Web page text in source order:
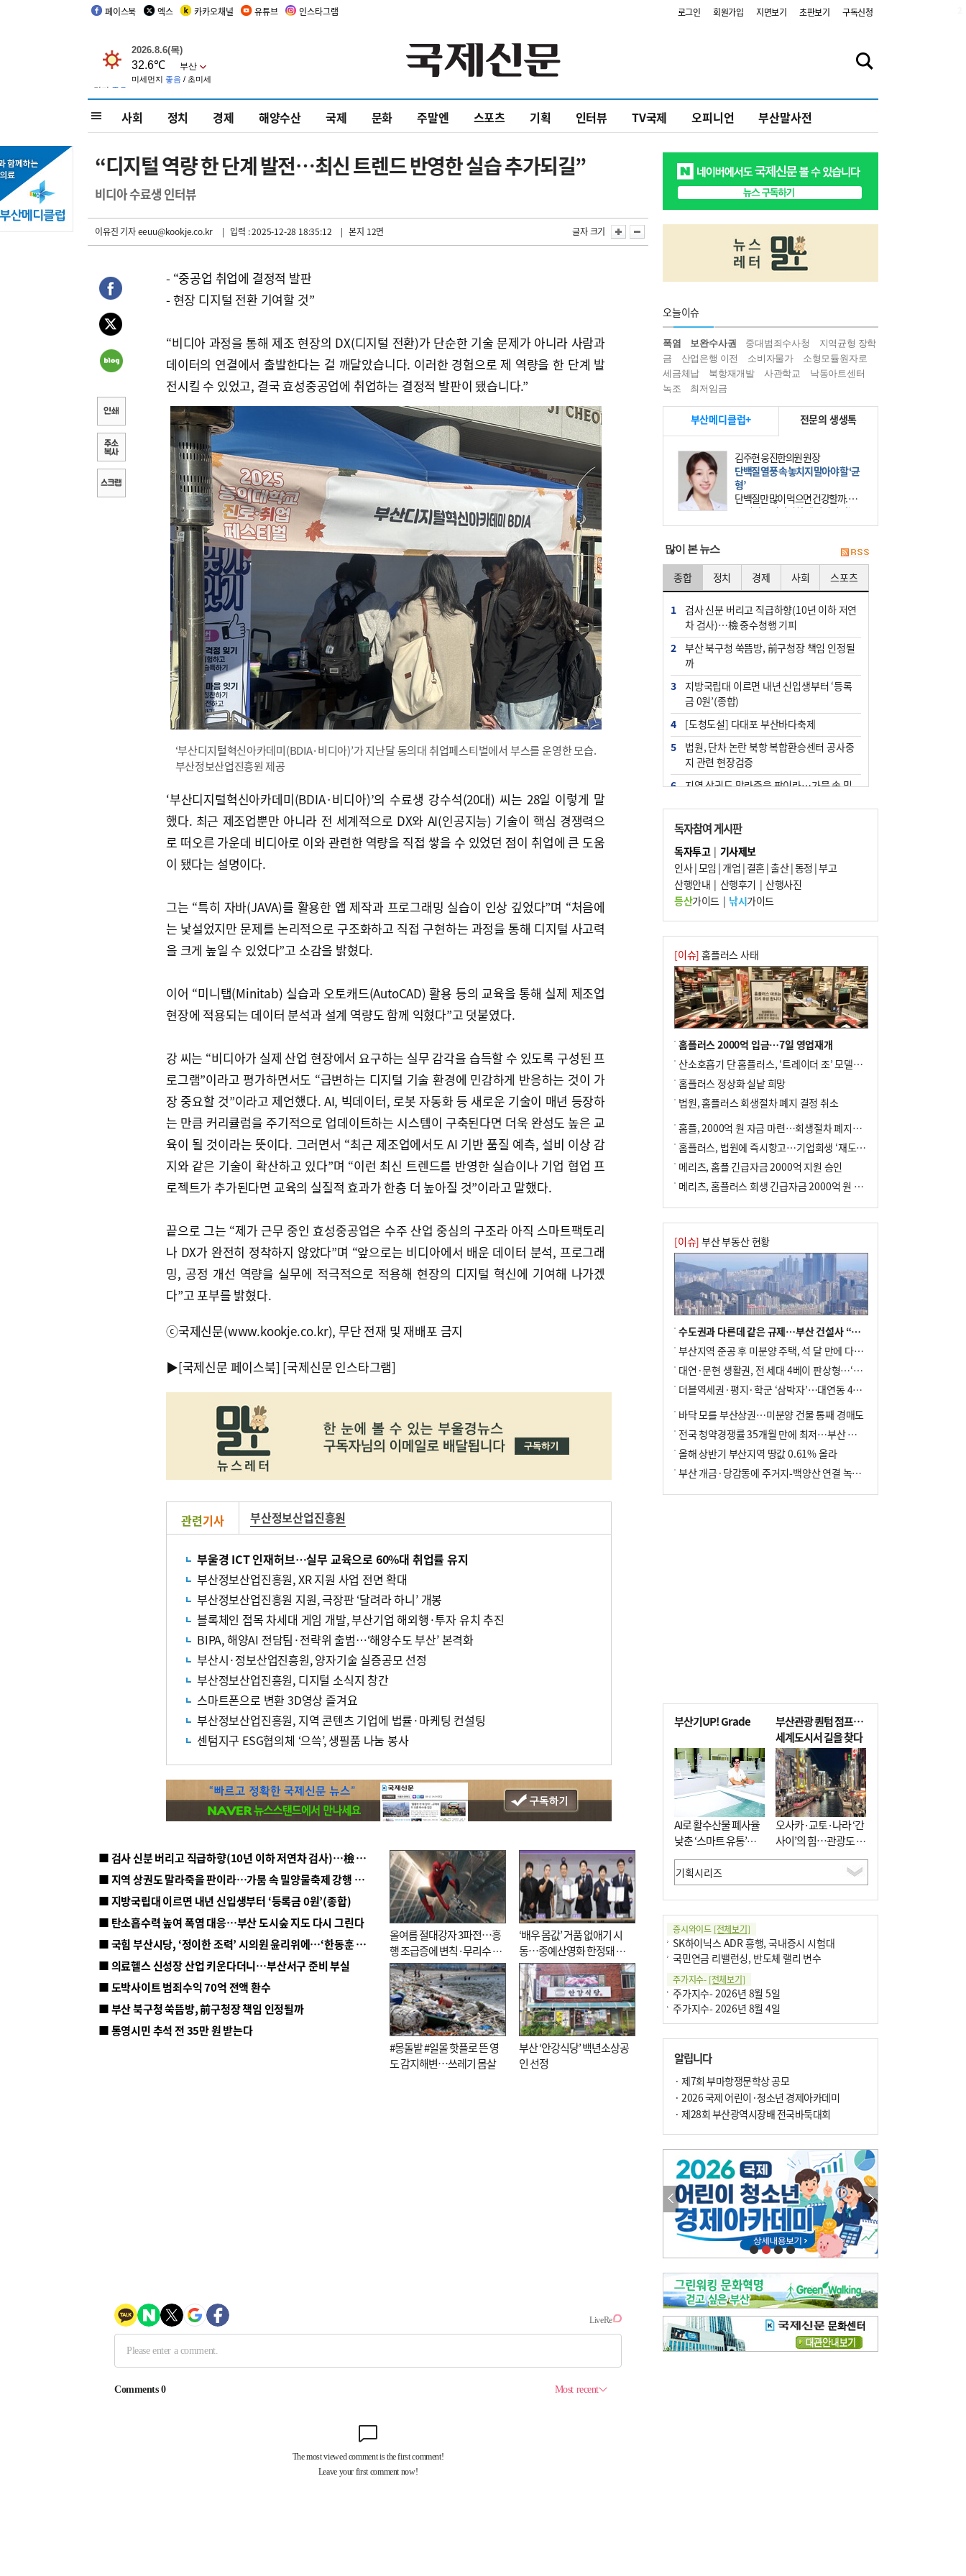
페이스북 엑스 카카오채널 유튜브 인스타그램 로그인 회원가입 지면보기 초판보기 구독신청
사회 정치 경제 해양수산 국제 문화 주말엔 스포츠 기획 인터뷰 TV국제 오피니언 부산말사전
“디지털 역량 한 단계 발전…최신 트렌드 반영한 실습 추가되길”
비디아 수료생 인터뷰
이유진 기자eeuu@kookje.co.kr | 입력 : 2025-12-28 18:35:12 | 본지 12면 글자 크기
- “중공업 취업에 결정적 발판
- 현장 디지털 전환 기여할 것”
“비디아 과정을 통해 제조 현장의 DX(디지털 전환)가 단순한 기술 문제가 아니라 사람과
데이터의 연결에서 출발한다는 걸 깨달았습니다. 이러한 경험으로 제 역량을 한 단계 발
전시킬 수 있었고, 결국 효성중공업에 취업하는 결정적 발판이 됐습니다.”
‘부산디지털혁신아카데미(BDIA·비디아)’가 지난달 동의대 취업페스티벌에서 부스를 운영한 모습.
부산정보산업진흥원 제공
‘부산디지털혁신아카데미(BDIA·비디아)’의 수료생 강수석(20대) 씨는 28일 이렇게 말
했다. 최근 제조업뿐만 아니라 전 세계적으로 DX와 AI(인공지능) 기술이 핵심 경쟁력으
로 떠오른 가운데 비디아로 이와 관련한 역량을 직접 쌓을 수 있었던 점이 취업에 큰 도움
이 됐다는 설명이다.
그는 “특히 자바(JAVA)를 활용한 앱 제작과 프로그래밍 실습이 인상 깊었다”며 “처음에
는 낯설었지만 문제를 논리적으로 구조화하고 직접 구현하는 과정을 통해 디지털 사고력
을 크게 높일 수 있었다”고 소감을 밝혔다.
이어 “미니탭(Minitab) 실습과 오토캐드(AutoCAD) 활용 등의 교육을 통해 실제 제조업
현장에 적용되는 데이터 분석과 설계 역량도 함께 익혔다”고 덧붙였다.
강 씨는 “비디아가 실제 산업 현장에서 요구하는 실무 감각을 습득할 수 있도록 구성된 프
로그램”이라고 평가하면서도 “급변하는 디지털 기술 환경에 민감하게 반응하는 것이 가
장 중요할 것”이라고 제언했다. AI, 빅데이터, 로봇 자동화 등 새로운 기술이 매년 등장하
는 만큼 커리큘럼을 주기적으로 업데이트하는 시스템이 구축된다면 더욱 완성도 높은 교
육이 될 것이라는 뜻이다. 그러면서 “최근 제조업에서도 AI 기반 품질 예측, 설비 이상 감
지와 같은 기술이 확산하고 있다”며 “이런 최신 트렌드를 반영한 실습이나 기업 협업 프
로젝트가 추가된다면 교육의 실질적 효과가 한층 더 높아질 것”이라고 말했다.
끝으로 그는 “제가 근무 중인 효성중공업은 수주 산업 중심의 구조라 아직 스마트팩토리
나 DX가 완전히 정착하지 않았다”며 “앞으로는 비디아에서 배운 데이터 분석, 프로그래
밍, 공정 개선 역량을 실무에 적극적으로 적용해 현장의 디지털 혁신에 기여해 나가겠
다”고 포부를 밝혔다.
ⓒ국제신문(www.kookje.co.kr), 무단 전재 및 재배포 금지
▶[국제신문 페이스북] [국제신문 인스타그램]
관련기사 부산정보산업진흥원
부울경 ICT 인재허브…실무 교육으로 60%대 취업률 유지
부산정보산업진흥원, XR 지원 사업 전면 확대
부산정보산업진흥원 지원, 극장판 ‘달려라 하니’ 개봉
블록체인 접목 차세대 게임 개발, 부산기업 해외행·투자 유치 추진
BIPA, 해양AI 전담팀·전략위 출범…‘해양수도 부산’ 본격화
부산시·정보산업진흥원, 양자기술 실증공모 선정
부산정보산업진흥원, 디지털 소식지 창간
스마트폰으로 변환 3D영상 즐겨요
부산정보산업진흥원, 지역 콘텐츠 기업에 법률·마케팅 컨설팅
센텀지구 ESG협의체 ‘으쓱’, 생필품 나눔 봉사
■ 검사 신분 버리고 직급하향(10년 이하 저연차 검사)…檢 중수청행 기피
■ 지역 상권도 말라죽을 판이라…가뭄 속 밀양물축제 강행 논란
■ 지방국립대 이르면 내년 신입생부터 ‘등록금 0원’(종합)
■ 탄소흡수력 높여 폭염 대응…부산 도시숲 지도 다시 그린다
■ 국힘 부산시당, ‘정이한 조력’ 시의원 윤리위에…‘한동훈 지지’도 신고접수
■ 의료헬스 신성장 산업 키운다더니…부산서구 준비 부실
■ 도박사이트 범죄수익 70억 전액 환수
■ 부산 북구청 쑥뜸방, 前구청장 책임 인정될까
■ 통영시민 추석 전 35만 원 받는다
올여름 절대강자 3파전…흥
행 조급증에 변칙·무리수 마
케팅도
‘배우 몸값’ 거품 없애기 시
동…중예산영화 한정돼 실
효성 의문도
#몽돌밭 #일몰 핫플로 뜬 영
도 감지해변…쓰레기 몸살
부산 ‘안강식당’ 백년소상공
인 선정
오늘이슈
폭염 보완수사권 중대범죄수사청
지역균형 장학
금
산업은행 이전 소비자물가
소형모듈원자로
세금체납
북항재개발 사관학교
낙동아트센터
녹조
최저임금
부산메디클럽+ 전문의 생생톡
김주현 웅진한의원 원장
단백질 열풍 속 놓치지 말아야 할 ‘균
형’
단백질만 많이 먹으면 건강할까. 요
즘 건강을 이야기할 때 빠지지 않는
키워드가 단백질이다. 헬스장을 다니
많이 본 뉴스
종합 정치 경제 사회 스포츠
1
검사 신분 버리고 직급하향(10년 이하 저연
차 검사)…檢 중수청행 기피
2
부산 북구청 쑥뜸방, 前구청장 책임 인정될
까
3
지방국립대 이르면 내년 신입생부터 ‘등록
금 0원’(종합)
4
[도청도설] 다대포 부산바다축제
5
법원, 단차 논란 북항 복합환승센터 공사중
지 관련 현장검증
6
지역 상권도 말라죽을 판이라…가뭄 속 밀
7
통영시민 추석 전 35만 원 받는다
8
해양수산부 신청사 북항재개발 부지에 짓
는다
9
부산 철강공장 50대 노동자 추락사
10 국힘 부산시당, ‘정이한 조력’ 시의원 윤리
위에…‘한동훈 지지’도 신고접수
독자참여 게시판
독자투고| 기사제보
인사|모임 | 개업 | 결혼|출산|동정 |부고
산행안내 | 산행후기 | 산행사진
등산가이드| 낚시가이드
[이슈] 홈플러스 사태
홈플러스 2000억 입금…7일 영업재개
산소호흡기 단 홈플러스, ‘트레이더 조’ 모델로 살아날까
홈플러스 정상화 실낱 희망
법원, 홈플러스 회생절차 폐지 결정 취소
홈플, 2000억 원 자금 마련…회생절차 폐지에 즉시항고(종합)
홈플러스, 법원에 즉시항고…기업회생 ‘재도전’
메리츠, 홈플 긴급자금 2000억 지원 승인
메리츠, 홈플러스 회생 긴급자금 2000억 원 지원 승인
[이슈] 부산 부동산 현황
수도권과 다른데 같은 규제…부산 건설사 “쓰러지기 직전”
부산지역 준공 후 미분양 주택, 석 달 만에 다시 3000가구 넘어서
대연·문현 생활권, 전 세대 4베이 판상형…‘더샵 트리센트’ 내달 분양
더블역세권·평지·학군 ‘삼박자’…대연동 42층 브랜드 단지
바닥 모를 부산상권…미분양 건물 통째 경매도
전국 청약경쟁률 35개월 만에 최저…부산 미분양 ‘적체’ 심화
올해 상반기 부산지역 땅값 0.61% 올라
부산 개금·당감동에 주거지-백양산 연결 녹지 조성
부산기UP! Grade
AI로 활수산물 폐사율
낮춘 ‘스마트 유통’…
사막·산악지대 수출
도전
부산관광 퀀텀 점프…
세계도시서 길을 찾다
오사카·교토·나라 ‘간
사이’의 힘…관광도 뭉
쳐야 흥한다
증시와이드 [전체보기]
SK하이닉스 ADR 흥행, 국내증시 시험대
국민연금 리밸런싱, 반도체 랠리 변수
주가지수- [전체보기]
주가지수- 2026년 8월 5일
주가지수- 2026년 8월 4일
알립니다
· 제7회 부마항쟁문학상 공모
· 2026 국제 어린이·청소년 경제아카데미
· 제28회 부산광역시장배 전국바둑대회